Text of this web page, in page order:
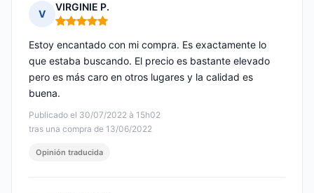
V
VIRGINIE P.
Nota: 5 de 5
Publicado el 30/07/2022 à 15h02
tras una compra de 13/06/2022
Estoy encantado con mi compra. Es exactamente lo
que estaba buscando. El precio es bastante elevado
pero es más caro en otros lugares y la calidad es
buena.
Opinión traducida